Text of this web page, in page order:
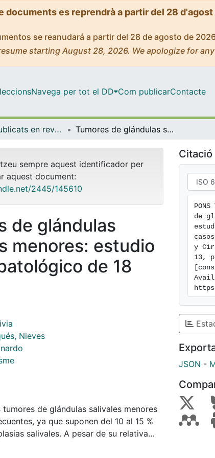
es reprendrà a partir del 28
se reanudará a partir del 28 de agosto de
starting August 28, 2026. We apologize for
Navega per tot el DD Com publicarContacte
Articles publicats en revistes (Odontoestomatologia) Tumores de glándulas salivares menores: estudio clínico-patológico de 18 casos
sempre aquest identificador per
aquest document:
2445/145610
de glándulas
menores: estudio
de 18
Nieves
de glándulas salivales menores
ya que suponen del 10 al 15 %
salivales. A pesar de su relativa
TGSM constituyen un grupo
Citació
de
y
13,
JSON -